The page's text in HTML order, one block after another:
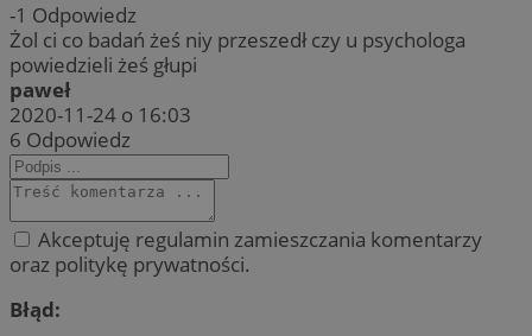
-1 Odpowiedz
Żol ci co badań żeś niy przeszedł czy u psychologa
powiedzieli żeś głupi
paweł
2020-11-24 o 16:03
6 Odpowiedz
Akceptuję regulamin zamieszczania komentarzy
oraz politykę prywatności.
Błąd: